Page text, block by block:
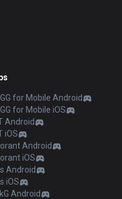
for Mobile Android
for Mobile iOS
Android
iOS
Android
iOS
Android
iOS
Android